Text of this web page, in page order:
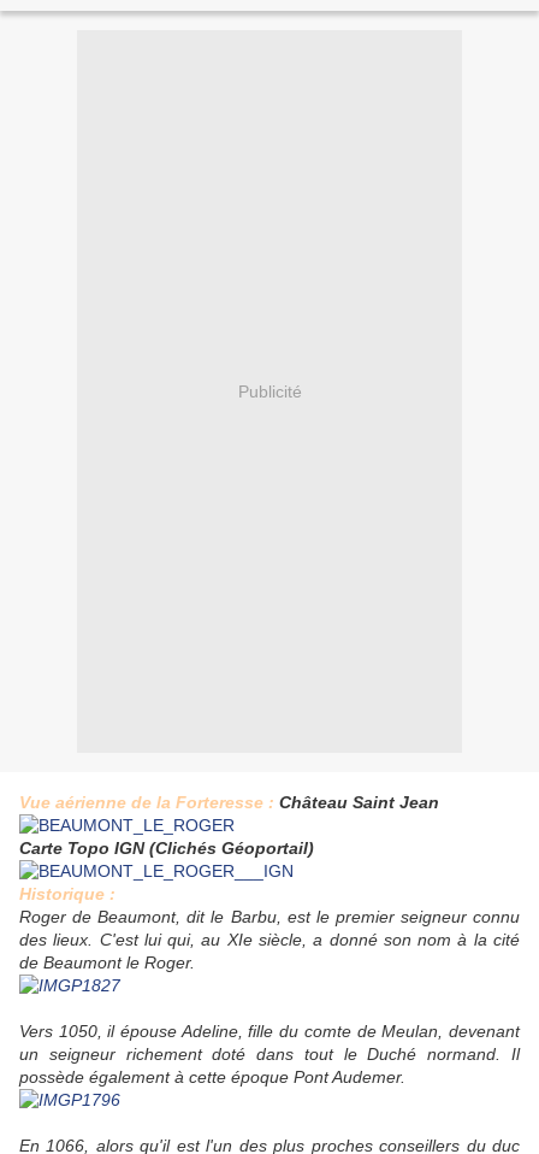
Publicité
Vue aérienne de la Forteresse : Château Saint Jean
Carte Topo IGN (Clichés Géoportail)
Historique :
Roger de Beaumont, dit le Barbu, est le premier seigneur connu
des lieux. C'est lui qui, au XIe siècle, a donné son nom à la cité
de Beaumont le Roger.
Vers 1050, il épouse Adeline, fille du comte de Meulan, devenant
un seigneur richement doté dans tout le Duché normand. Il
possède également à cette époque Pont Audemer.
En 1066, alors qu'il est l'un des plus proches conseillers du duc